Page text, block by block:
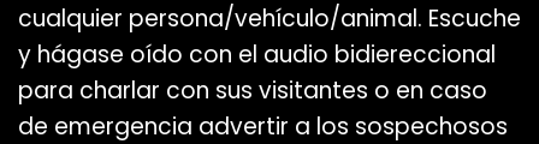
cualquier persona/vehículo/animal. Escuche
y hágase oído con el audio bidiereccional
para charlar con sus visitantes o en caso
de emergencia advertir a los sospechosos